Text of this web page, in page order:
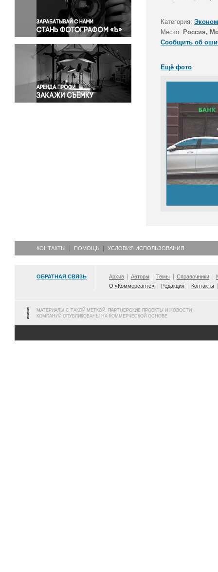
Правосудие
Происшествия и конфликты
Религия
Светская жизнь
Спорт
Экология
Экономика и бизнес
Категория:
Место: Россия,
Сообщить об
Ещё фото
КОНТАКТЫ ПОМОЩЬ УСЛОВИЯ ИСПОЛЬЗОВАНИЯ
ОБРАТНАЯ СВЯЗЬ Архив Авторы Темы Справочники
О «Коммерсанте»
Редакция Контакты
МАТЕРИАЛЫ С ТАКОЙ МЕТКОЙ, ПАРТНЕРСКИЕ ПРОЕКТЫ И НОВОСТИ
КОМПАНИЙ ОПУБЛИКОВАНЫ НА КОММЕРЧЕСКОЙ ОСНОВЕ